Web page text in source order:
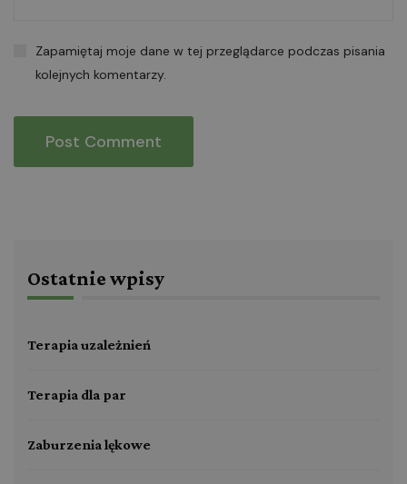
Zapamiętaj moje dane w tej przeglądarce podczas pisania
kolejnych komentarzy.
Ostatnie wpisy
Terapia uzależnień
Terapia dla par
Zaburzenia lękowe